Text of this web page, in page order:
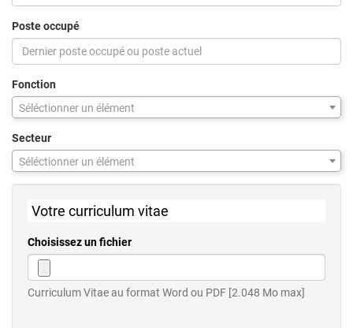
Poste occupé
Fonction
Séléctionner un élément
Secteur
Séléctionner un élément
Votre curriculum vitae
Choisissez un fichier
Curriculum Vitae au format Word ou PDF [2.048 Mo max]